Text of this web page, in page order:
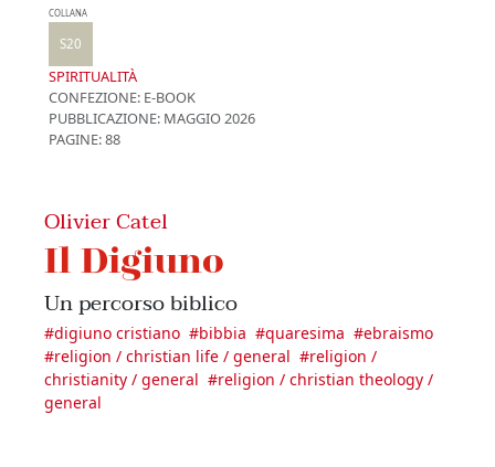
COLLANA
S20
SPIRITUALITÀ
CONFEZIONE: E-BOOK
PUBBLICAZIONE: MAGGIO 2026
PAGINE: 88
Olivier Catel
Il Digiuno
Un percorso biblico
#digiuno cristiano #bibbia #quaresima #ebraismo
#religion / christian life / general #religion /
christianity / general #religion / christian theology /
general